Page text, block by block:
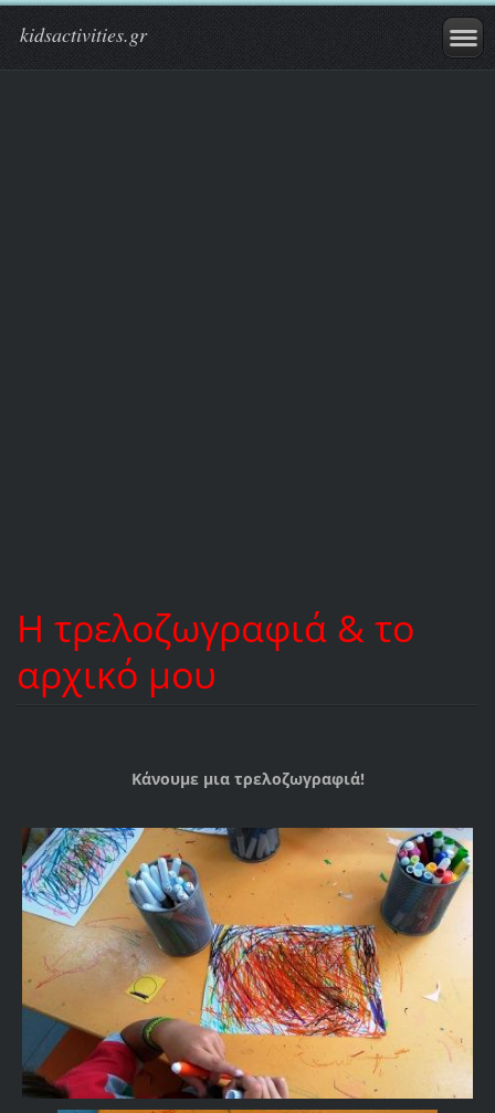
kidsactivities.gr
Η τρελοζωγραφιά & το
αρχικό μου
Κάνουμε μια τρελοζωγραφιά!